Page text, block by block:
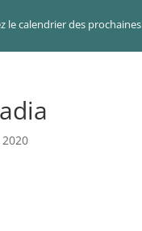
le calendrier des